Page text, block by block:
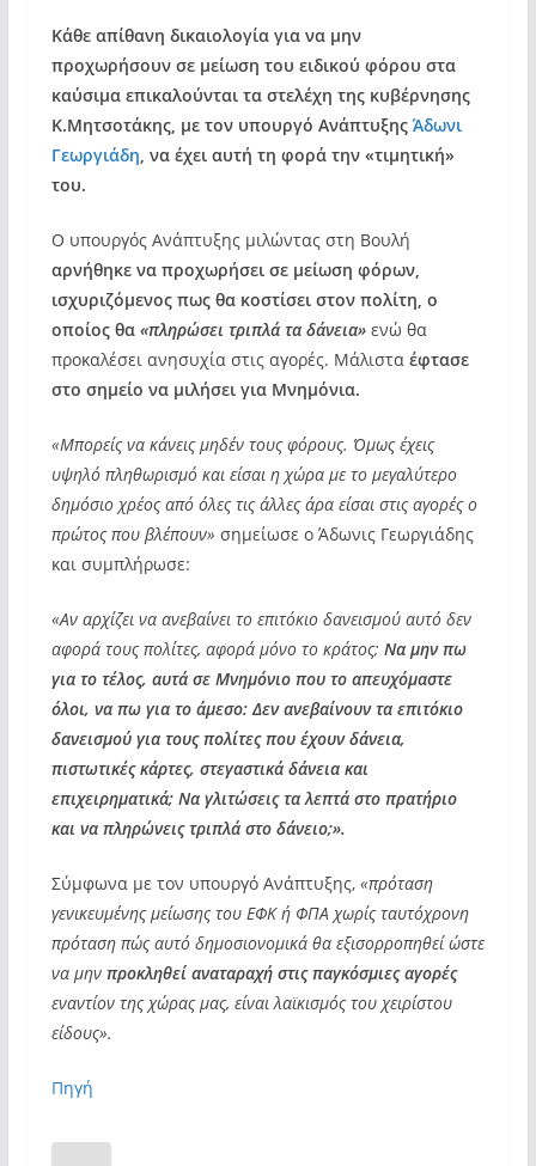
Κάθε απίθανη δικαιολογία για να μην
προχωρήσουν σε μείωση του ειδικού φόρου στα
καύσιμα επικαλούνται τα στελέχη της κυβέρνησης
Κ.Μητσοτάκης, με τον υπουργό Ανάπτυξης Άδωνι
Γεωργιάδη, να έχει αυτή τη φορά την «τιμητική»
του.
Ο υπουργός Ανάπτυξης μιλώντας στη Βουλή
αρνήθηκε να προχωρήσει σε μείωση φόρων,
ισχυριζόμενος πως θα κοστίσει στον πολίτη, ο
οποίος θα «πληρώσει τριπλά τα δάνεια»ενώ θα
προκαλέσει ανησυχία στις αγορές. Μάλισταέφτασε
στο σημείο να μιλήσει για Μνημόνια.
«Μπορείς να κάνεις μηδέν τους φόρους. Όμως έχεις
υψηλό πληθωρισμό και είσαι η χώρα με το μεγαλύτερο
δημόσιο χρέος από όλες τις άλλες άρα είσαι στις αγορές ο
πρώτος που βλέπουν» σημείωσε ο Άδωνις Γεωργιάδης
και συμπλήρωσε:
«Αν αρχίζει να ανεβαίνει το επιτόκιο δανεισμού αυτό δεν
αφορά τους πολίτες, αφορά μόνο το κράτος; Να μην πω
για το τέλος, αυτά σε Μνημόνιο που το απευχόμαστε
όλοι, να πω για το άμεσο: Δεν ανεβαίνουν τα επιτόκιο
δανεισμού για τους πολίτες που έχουν δάνεια,
πιστωτικές κάρτες, στεγαστικά δάνεια και
επιχειρηματικά; Να γλιτώσεις τα λεπτά στο πρατήριο
και να πληρώνεις τριπλά στο δάνειο;».
Σύμφωνα με τον υπουργό Ανάπτυξης,«πρόταση
γενικευμένης μείωσης του ΕΦΚ ή ΦΠΑ χωρίς ταυτόχρονη
πρόταση πώς αυτό δημοσιονομικά θα εξισορροπηθεί ώστε
να μην προκληθεί αναταραχή στις παγκόσμιες αγορές
εναντίον της χώρας μας, είναι λαϊκισμός του χειρίστου
είδους».
Πηγή